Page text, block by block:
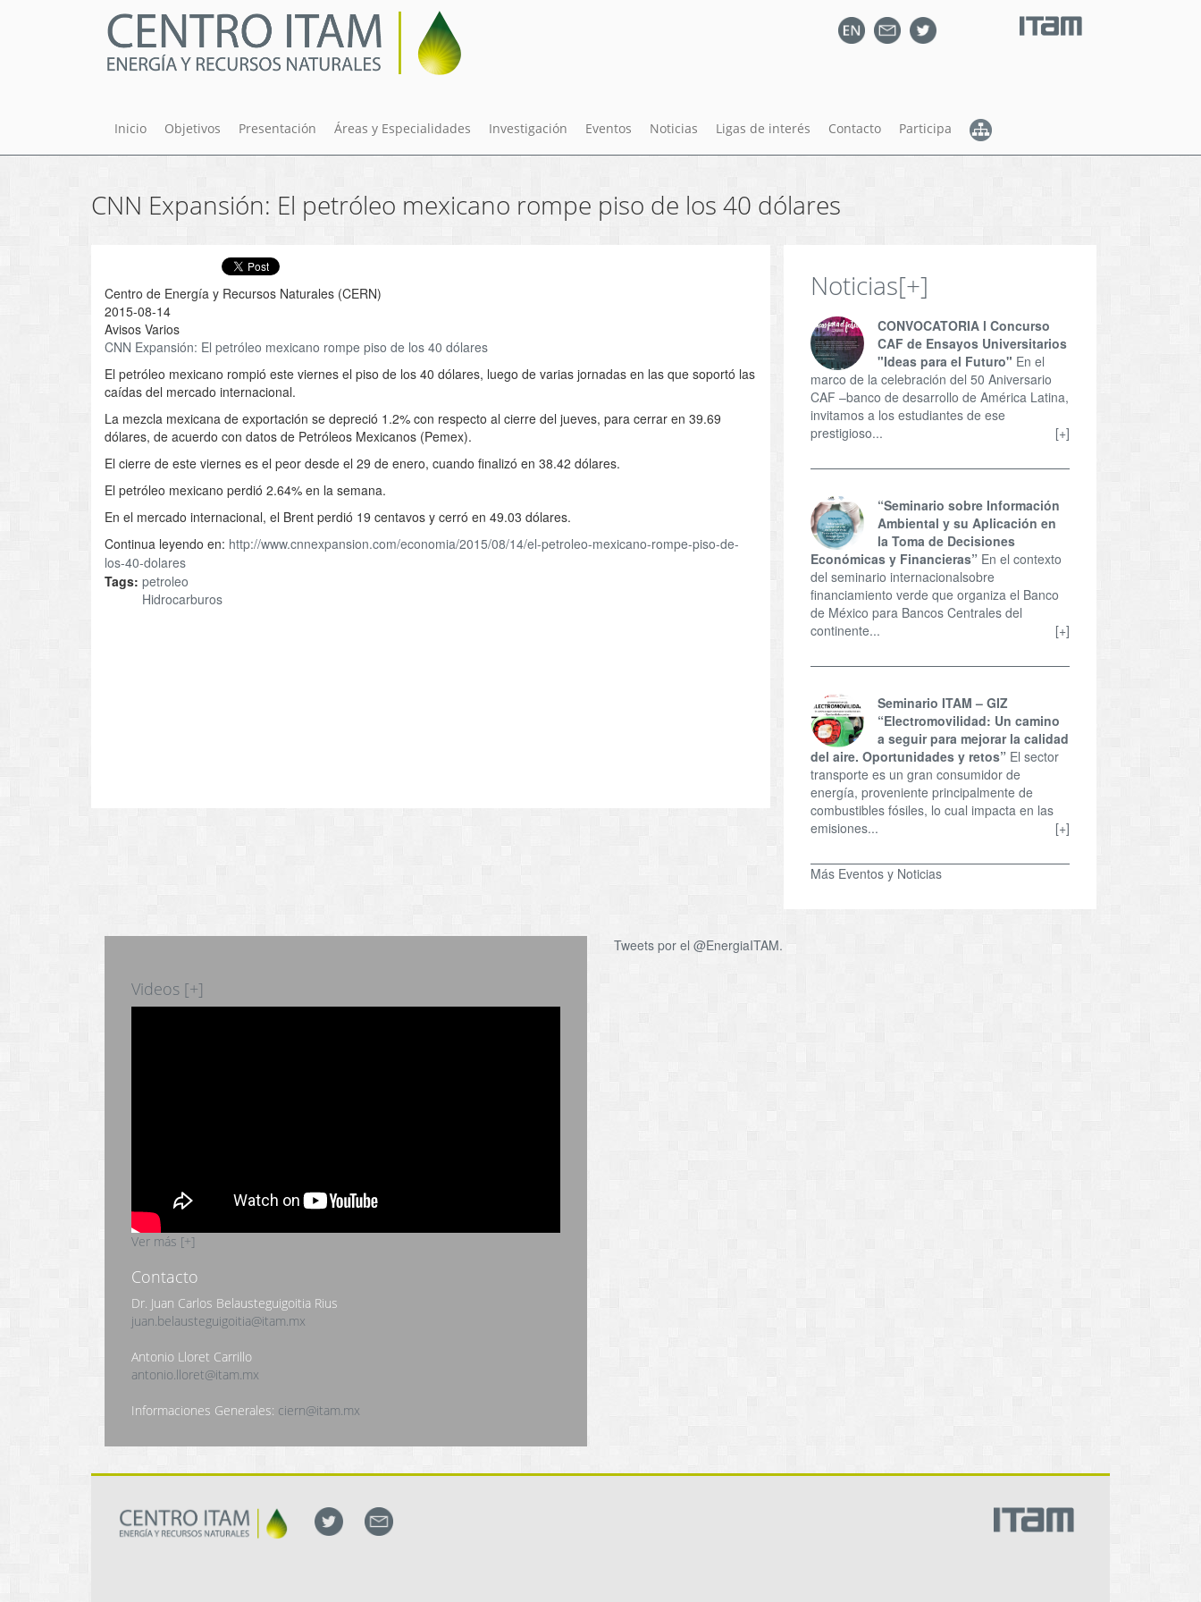
Inicio Objetivos Presentación Áreas y Especialidades Investigación Eventos Noticias Ligas de interés Contacto Participa
CNN Expansión: El petróleo mexicano rompe piso de los 40 dólares
Centro de Energía y Recursos Naturales (CERN)
2015-08-14
Avisos Varios
CNN Expansión: El petróleo mexicano rompe piso de los 40 dólares
El petróleo mexicano rompió este viernes el piso de los 40 dólares, luego de varias jornadas en las que soportó las
caídas del mercado internacional.
La mezcla mexicana de exportación se depreció 1.2% con respecto al cierre del jueves, para cerrar en 39.69
dólares, de acuerdo con datos de Petróleos Mexicanos (Pemex).
El cierre de este viernes es el peor desde el 29 de enero, cuando finalizó en 38.42 dólares.
El petróleo mexicano perdió 2.64% en la semana.
En el mercado internacional, el Brent perdió 19 centavos y cerró en 49.03 dólares.
Continua leyendo en: http://www.cnnexpansion.com/economia/2015/08/14/el-petroleo-mexicano-rompe-piso-de-
los-40-dolares
Tags: petroleo
Hidrocarburos
Noticias[+]
CONVOCATORIA l Concurso
CAF de Ensayos Universitarios
"Ideas para el Futuro" En el
marco de la celebración del 50 Aniversario
CAF –banco de desarrollo de América Latina,
invitamos a los estudiantes de ese
prestigioso...
[+]
“Seminario sobre Información
Ambiental y su Aplicación en
la Toma de Decisiones
Económicas y Financieras” En el contexto
del seminario internacionalsobre
financiamiento verde que organiza el Banco
de México para Bancos Centrales del
continente...
[+]
Seminario ITAM – GIZ
“Electromovilidad: Un camino
a seguir para mejorar la calidad
del aire. Oportunidades y retos” El sector
transporte es un gran consumidor de
energía, proveniente principalmente de
combustibles fósiles, lo cual impacta en las
emisiones...
[+]
Más Eventos y Noticias
Videos [+]
Ver más [+]
Contacto
Dr. Juan Carlos Belausteguigoitia Rius
juan.belausteguigoitia@itam.mx
Antonio Lloret Carrillo
antonio.lloret@itam.mx
Informaciones Generales: ciern@itam.mx
Tweets por el @EnergiaITAM.